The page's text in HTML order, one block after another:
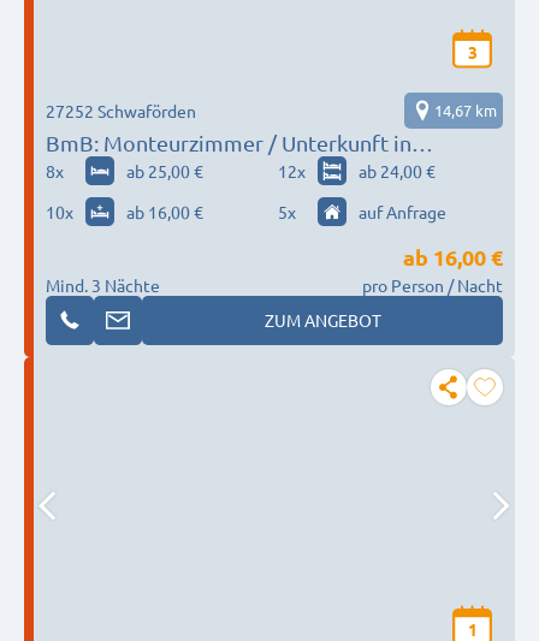
3
BmB: Monteurzimmer / Unterkunft in
Schwaförden - 55 Betten
27252 Schwaförden 14,67 km
8x ab 25,00 € 12x
ab 24,00 €
10x ab 16,00 € 5x auf Anfrage
Mind. 3 Nächte
ab 16,00 €
pro Person / Nacht
ZUM ANGEBOT
1